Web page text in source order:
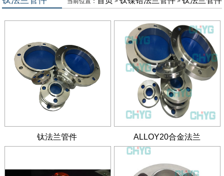
钛法兰管件 ALLOY20合金法兰